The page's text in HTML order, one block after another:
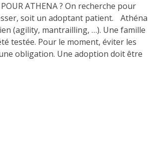
ATHENA ? On recherche pour
soit un adoptant patient. Athéna
(agility, mantrailling, …). Une famille
testée. Pour le moment, éviter les
obligation. Une adoption doit être